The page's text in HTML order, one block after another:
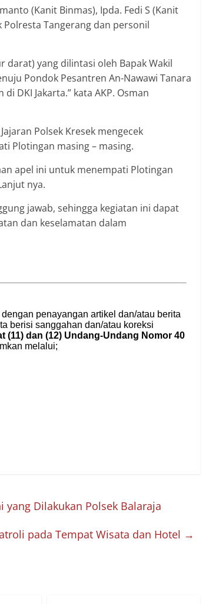
(Kanit Binmas), Ipda. Fedi S (Kanit
Polresta Tangerang dan personil
darat) yang dilintasi oleh Bapak Wakil
Pondok Pesantren An-Nawawi Tanara
DKI Jakarta.” kata AKP. Osman
Polsek Kresek mengecek
Plotingan masing – masing.
apel ini untuk menempati Plotingan
nya.
jawab, sehingga kegiatan ini dapat
dan keselamatan dalam
yang Dilakukan Polsek Balaraja
pada Tempat Wisata dan Hotel →